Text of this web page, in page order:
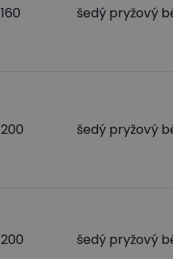
160 šedý pryžový
200 šedý pryžový
200 šedý pryžový